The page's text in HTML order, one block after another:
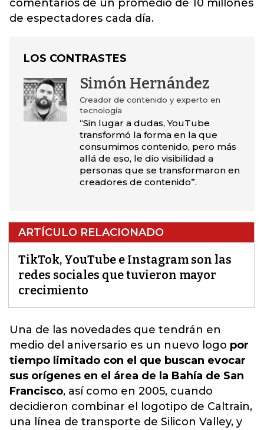
comentarios de un promedio de 10 millones
de espectadores cada día.
LOS CONTRASTES
Simón Hernández
Creador de contenido y experto en
tecnología
“Sin lugar a dudas, YouTube
transformó la forma en la que
consumimos contenido, pero más
allá de eso, le dio visibilidad a
personas que se transformaron en
creadores de contenido”.
ARTÍCULO RELACIONADO
TikTok, YouTube e Instagram son las
redes sociales que tuvieron mayor
crecimiento
Una de las novedades que tendrán en
medio del aniversario es un nuevo logo por
tiempo limitado con el que buscan evocar
sus orígenes en el área de la Bahía de San
Francisco, así como en 2005, cuando
decidieron combinar el logotipo de Caltrain,
una línea de transporte de Silicon Valley, y